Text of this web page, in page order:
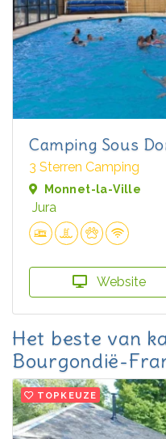
Camping Sous
3 Sterren Camping
Monnet-la-Ville
Jura
Website
Het beste van
Bourgondië-
TOPKEUZE